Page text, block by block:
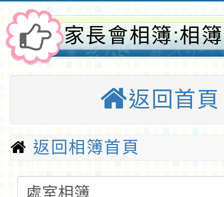
家長會相簿:相
小
返回首頁
返回相簿首頁